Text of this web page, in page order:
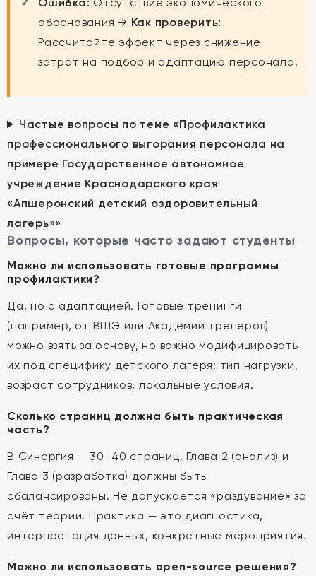
обоснования → Как проверить:
Рассчитайте эффект через снижение
затрат на подбор и адаптацию персонала.
Частые вопросы по теме «Профилактика
профессионального выгорания персонала на
примере Государственное автономное
учреждение Краснодарского края
«Апшеронский детский оздоровительный
лагерь»»
Вопросы, которые часто задают студенты
Можно ли использовать готовые программы
профилактики?
Да, но с адаптацией. Готовые тренинги
(например, от ВШЭ или Академии тренеров)
можно взять за основу, но важно модифицировать
их под специфику детского лагеря: тип нагрузки,
возраст сотрудников, локальные условия.
Сколько страниц должна быть практическая
часть?
В Синергия — 30–40 страниц. Глава 2 (анализ) и
Глава 3 (разработка) должны быть
сбалансированы. Не допускается «раздувание» за
счёт теории. Практика — это диагностика,
интерпретация данных, конкретные мероприятия.
Можно ли использовать open-source решения?